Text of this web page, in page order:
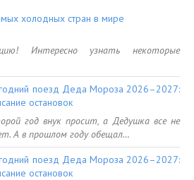
холодных стран в мире
Интересно узнать некоторые
поезд Деда Мороза 2026–2027:
остановок
год внук просит, а Дедушка все не
А в прошлом году обещал…
поезд Деда Мороза 2026–2027:
остановок